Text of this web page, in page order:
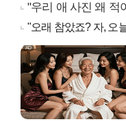
"우리 애 사진 왜
"오래 참았죠? 자, 오